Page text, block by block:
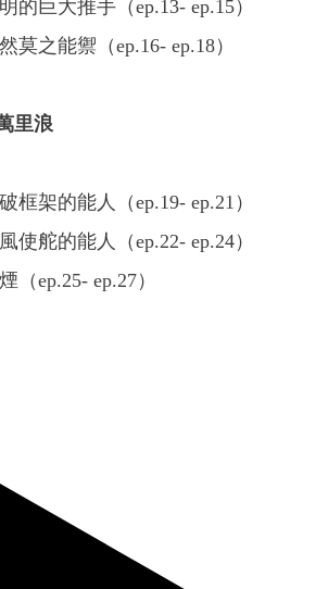
的巨大推手（ep.13- ep.15）
莫之能禦（ep.16- ep.18）
里浪
框架的能人（ep.19- ep.21）
使舵的能人（ep.22- ep.24）
（ep.25- ep.27）